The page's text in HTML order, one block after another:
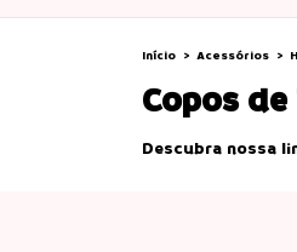
Início > Acessórios >
Copos
Descubra nossa